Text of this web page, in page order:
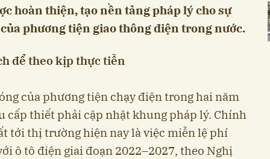
hoàn thiện, tạo nền tảng pháp lý cho sự
phương tiện giao thông điện trong nước.
để theo kịp thực tiễn
của phương tiện chạy điện trong hai năm
cấp thiết phải cập nhật khung pháp lý. Chính
tới thị trường hiện nay là việc miễn lệ phí
ô tô điện giai đoạn 2022–2027, theo Nghị